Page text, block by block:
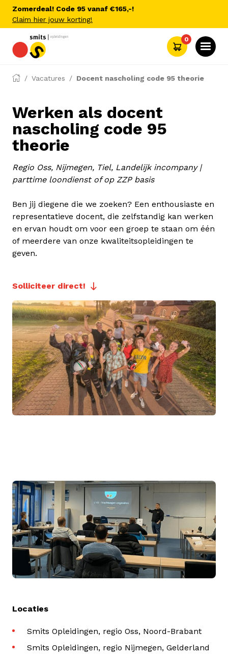
Zomerdeal! Code 95 vanaf €165,-!
Claim hier jouw korting!
0
Vacatures Docent nascholing code 95 theorie
Werken als docent
nascholing code 95
theorie
Regio Oss, Nijmegen, Tiel, Landelijk incompany |
parttime loondienst of op ZZP basis
Ben jij diegene die we zoeken? Een enthousiaste en
representatieve docent, die zelfstandig kan werken
en ervan houdt om voor een groep te staan om één
of meerdere van onze kwaliteitsopleidingen te
geven.
Solliciteer direct!
Locaties
Smits Opleidingen, regio Oss, Noord-Brabant
Smits Opleidingen, regio Nijmegen, Gelderland